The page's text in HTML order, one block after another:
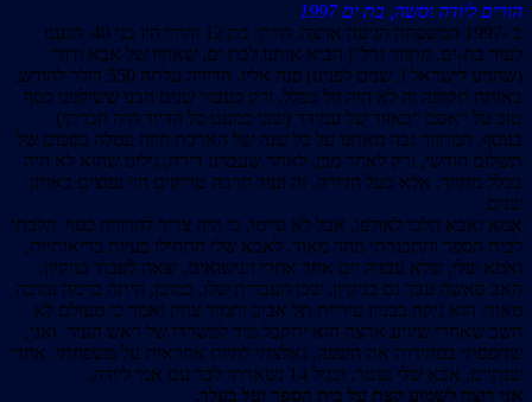
הורים ליודה וסשה, בת ים 1997
ב -1997 המשפחה הגיעה ארצה. הייתי בת 12 והורי היו בני 40. הגענו
לעיר בת-ים. מתווך נדל”ן הביא אותנו לבת ים, שאחיו של אבא ודודי
(שהגיע לישראל 3 שנים לפנינו) פנה אליו. הדירה עלתה 550 דולר לחודש,
באותה תקופה זה לא היה זול בכלל, ורק כעבור שנים הבנו ששילמנו כסף
טוב על “אסם “באזור של עמידר (שבו כמעט כל הדיור היה חברתי).
בנוסף, המתווך גבה מאתנו על כל שנה של הארכת חוזה עמלה בסכום של
תשלום חודשי, ורק לאחר מכן, לאחר שעברנו דירה, גילינו שהוא לא היה
בכלל מתווך, אלא בעל הדירה. זה ועוד הרבה טריקים היו נפוצים באותן
שנים.
אמא ואבא הלכו לאולפן, אבל לא סיימו, כי היה צריך להרוויח כסף. הלכתי
לבית הספר והתבגרתי מהר מאוד. לאבא שלי התחילו בעיות בריאותיות,
ואמא שלי, שלא עבדה יום אחד אחרי הנישואים, יצאה לעבוד בניקיון.
האב סאשה עבד גם בניקיון, שכן העברית שלו, כמובן, היתה ברמה נמוכה
מאוד. הוא ניקה בבניין עיריית תל אביב ותמיד צחק ואמר כי מעולם לא
חשב שאחרי שיגיע ארצה הוא יתקבל מיד למשרדו של ראש העיר. ואני,
שתפסתי במהירות את השפה, נאלצתי להיות אחראית על משפחתי. אחרי
שנתיים, אבא שלי נפטר, ובגיל 14 נשארתי לבד עם אמי ליודה.
אני רוצה לשמוע קצת על בית הספר ועל בעלך.